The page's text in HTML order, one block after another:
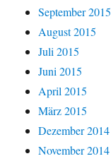
September 2015
August 2015
Juli 2015
Juni 2015
April 2015
März 2015
Dezember 2014
November 2014